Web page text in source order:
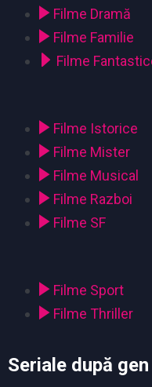
Filme Dramă
Filme Familie
Filme
Filme Istorice
Filme Mister
Filme Musical
Filme Razboi
Filme SF
Filme Sport
Filme Thriller
Seriale după gen